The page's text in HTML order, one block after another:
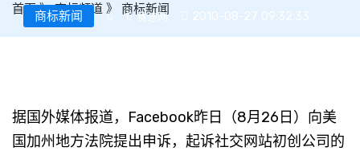
首页》商标频道 》 商标新闻
商标新闻 赛迪网 2010-08-27 09:32:33
据国外媒体报道，Facebook昨日（8月26日）向美
国加州地方法院提出申诉，起诉社交网站初创公司的